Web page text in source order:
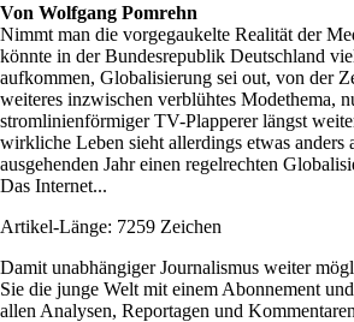
Von Wolfgang Pomrehn
Nimmt man die vorgegaukelte Realität der
könnte in der Bundesrepublik Deutschland
aufkommen, Globalisierung sei out, von der
weiteres inzwischen verblühtes Modethema,
stromlinienförmiger TV-Plapperer längst
wirkliche Leben sieht allerdings etwas anders
ausgehenden Jahr einen regelrechten
Das Internet...
Artikel-Länge: 7259 Zeichen
Damit unabhängiger Journalismus weiter
Sie die junge Welt mit einem Abonnement
allen Analysen, Reportagen und